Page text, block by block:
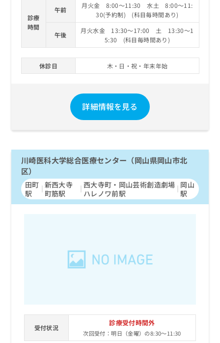
診療
時間
午前
月火金 8:00～11:30 水土 8:00～11:
30(予約制) (科目毎時間あり)
午後
月火水金 13:30～17:00 土 13:30～1
5:30 (科目毎時間あり)
休診日 木・日・祝・年末年始
詳細情報を見る
川崎医科大学総合医療センター（岡山県岡山市北
区）
田町
駅
新西大寺
町筋駅
西大寺町・岡山芸術創造劇場
ハレノワ前駅
岡山
駅
受付状況
診療受付時間外
次回受付：明日（金曜）の8:30～11:30